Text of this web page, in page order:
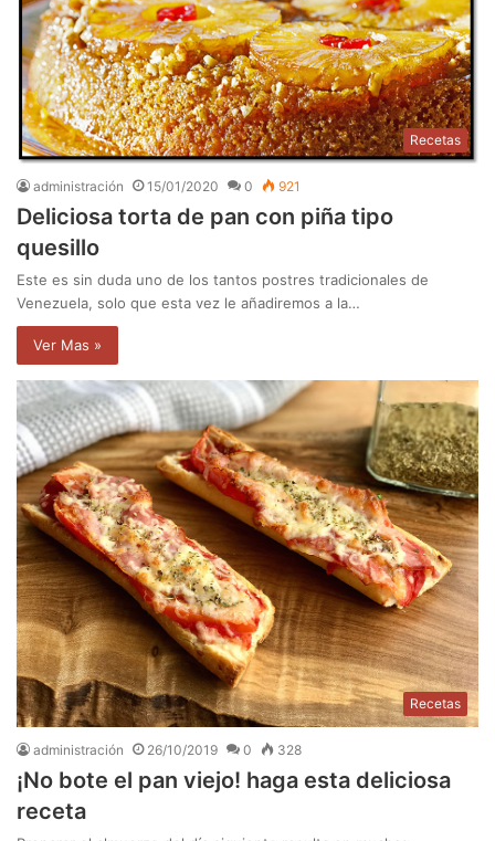
Recetas
administración 15/01/2020 0 921
Deliciosa torta de pan con piña tipo
quesillo
Este es sin duda uno de los tantos postres tradicionales de
Venezuela, solo que esta vez le añadiremos a la…
Ver Mas »
Recetas
administración 26/10/2019 0 328
¡No bote el pan viejo! haga esta deliciosa
receta